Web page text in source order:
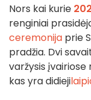
Nors kai kurie
renginiai
ceremonija prie
pradžia. Dvi
varžysis
kas yra didieji